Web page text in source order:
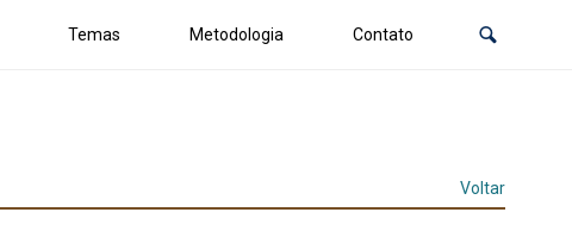
Temas Metodologia Contato
Voltar